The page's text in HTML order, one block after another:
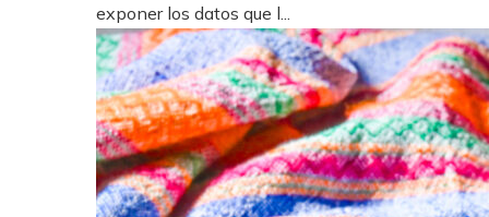
exponer los datos que l...